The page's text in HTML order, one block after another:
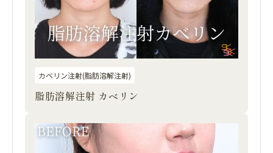
カベリン注射(脂肪溶解注射)
脂肪溶解注射 カベリン